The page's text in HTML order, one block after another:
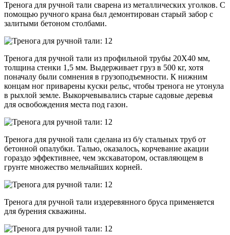
Тренога для ручной тали сварена из металлических уголков. С
помощью ручного крана был демонтирован старый забор с
залитыми бетоном столбами.
Тренога для ручной тали из профильной трубы 20Х40 мм,
толщина стенки 1,5 мм. Выдерживает груз в 500 кг, хотя
поначалу были сомнения в грузоподъемности. К нижним
концам ног приварены куски рельс, чтобы тренога не утонула
в рыхлой земле. Выкорчевывались старые садовые деревья
для освобождения места под газон.
Тренога для ручной тали сделана из б/у стальных труб от
бетонной опалубки. Талью, оказалось, корчевание акации
гораздо эффективнее, чем экскаватором, оставляющем в
грунте множество мельчайших корней.
Тренога для ручной тали издеревянного бруса применяется
для бурения скважины.